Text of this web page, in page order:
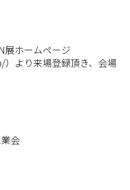
展ホームページ
より来場登録頂き、会場
会